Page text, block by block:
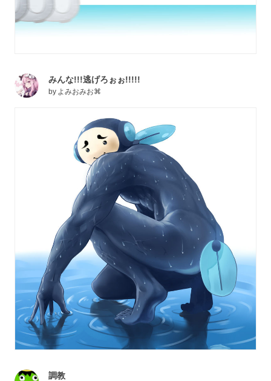
みんな!!!逃げろぉぉ!!!!!
by よみおみお⌘
調教